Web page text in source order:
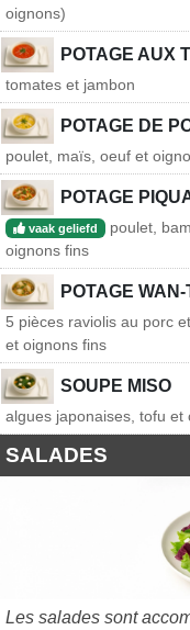
oignons)
POTAGE AUX
tomates et jambon
POTAGE DE
poulet, maïs, oeuf et
POTAGE
vaak geliefd
poulet,
oignons fins
POTAGE WAN-
5 pièces raviolis au porc
et oignons fins
SOUPE MISO
algues japonaises, tofu et
SALADES
Les salades sont